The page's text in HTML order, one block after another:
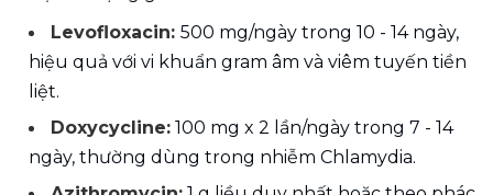
Levofloxacin: 500 mg/ngày trong 10 - 14 ngày,
hiệu quả với vi khuẩn gram âm và viêm tuyến tiền
liệt.
Doxycycline: 100 mg x 2 lần/ngày trong 7 - 14
ngày, thường dùng trong nhiễm Chlamydia.